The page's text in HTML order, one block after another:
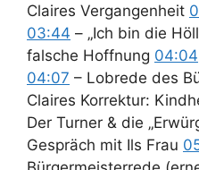
Claires Vergangenheit
03:44 – „Ich bin die
falsche Hoffnung 04:04
04:07 – Lobrede des
Claires Korrektur:
Der Turner & die
Gespräch mit Ils Frau